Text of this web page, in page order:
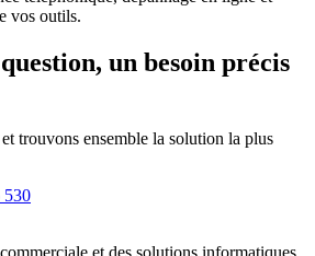
vos outils.
un besoin précis
trouvons ensemble la solution la plus
530